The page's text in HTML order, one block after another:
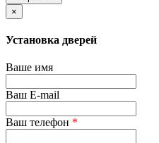
×
Установка дверей
Ваше имя
Ваш E-mail
Ваш телефон *